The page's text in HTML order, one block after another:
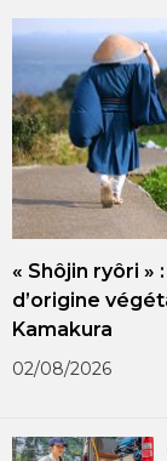
« Shôjin ryôri »
d’origine
Kamakura
02/08/2026